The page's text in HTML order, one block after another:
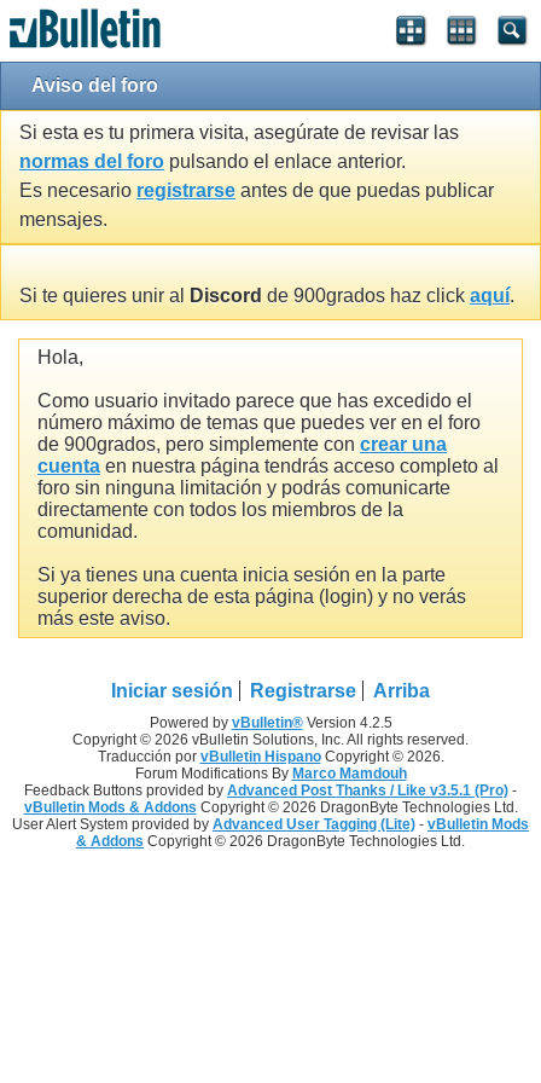
Aviso del foro
Si esta es tu primera visita, asegúrate de revisar las
normas del foro pulsando el enlace anterior.
Es necesario registrarse antes de que puedas publicar
mensajes.
Si te quieres unir al Discord de 900grados haz click aquí.
Hola,
Como usuario invitado parece que has excedido el
número máximo de temas que puedes ver en el foro
de 900grados, pero simplemente con crear una
cuenta en nuestra página tendrás acceso completo al
foro sin ninguna limitación y podrás comunicarte
directamente con todos los miembros de la
comunidad.
Si ya tienes una cuenta inicia sesión en la parte
superior derecha de esta página (login) y no verás
más este aviso.
Iniciar sesión Registrarse Arriba
Powered by vBulletin®Version 4.2.5
Copyright © 2026 vBulletin Solutions, Inc. All rights reserved.
Traducción por vBulletin HispanoCopyright © 2026.
Forum Modifications By Marco Mamdouh
Feedback Buttons provided by Advanced Post Thanks / Like v3.5.1 (Pro) -
vBulletin Mods & Addons Copyright © 2026 DragonByte Technologies Ltd.
User Alert System provided by Advanced User Tagging (Lite) - vBulletin Mods
& Addons Copyright © 2026 DragonByte Technologies Ltd.